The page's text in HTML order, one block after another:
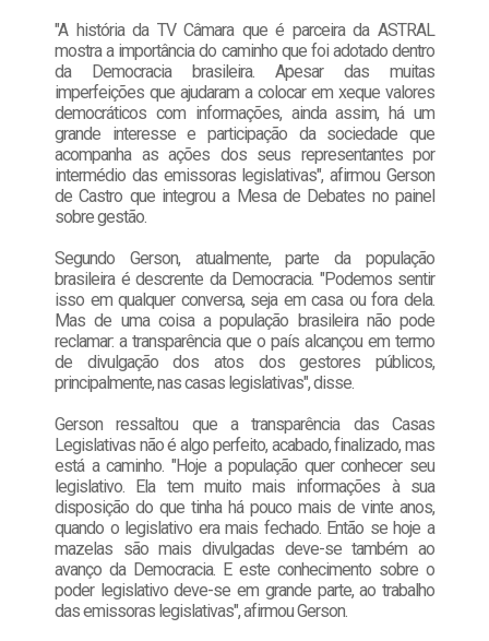
"A história da TV Câmara que é parceira da ASTRAL
mostra a importância do caminho que foi adotado dentro
da Democracia brasileira. Apesar das muitas
imperfeições que ajudaram a colocar em xeque valores
democráticos com informações, ainda assim, há um
grande interesse e participação da sociedade que
acompanha as ações dos seus representantes por
intermédio das emissoras legislativas", afirmou Gerson
de Castro que integrou a Mesa de Debates no painel
sobre gestão.
Segundo Gerson, atualmente, parte da população
brasileira é descrente da Democracia. "Podemos sentir
isso em qualquer conversa, seja em casa ou fora dela.
Mas de uma coisa a população brasileira não pode
reclamar: a transparência que o país alcançou em termo
de divulgação dos atos dos gestores públicos,
principalmente, nas casas legislativas", disse.
Gerson ressaltou que a transparência das Casas
Legislativas não é algo perfeito, acabado, finalizado, mas
está a caminho. "Hoje a população quer conhecer seu
legislativo. Ela tem muito mais informações à sua
disposição do que tinha há pouco mais de vinte anos,
quando o legislativo era mais fechado. Então se hoje a
mazelas são mais divulgadas deve-se também ao
avanço da Democracia. E este conhecimento sobre o
poder legislativo deve-se em grande parte, ao trabalho
das emissoras legislativas", afirmou Gerson.